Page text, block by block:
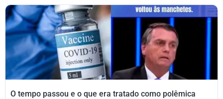
O tempo passou e o que era tratado como polêmica